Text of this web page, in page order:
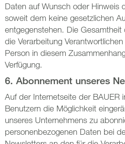
Daten auf Wunsch oder Hinweis
soweit dem keine gesetzlichen
entgegenstehen. Die
die Verarbeitung
Person in diesem
Verfügung.
6. Abonnement unseres
Auf der Internetseite der BAUER
Benutzern die Möglichkeit
unseres Unternehmens zu
personenbezogenen Daten bei